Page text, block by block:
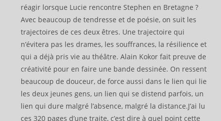
réagir lorsque Lucie rencontre Stephen en Bretagne ?
Avec beaucoup de tendresse et de poésie, on suit les
trajectoires de ces deux êtres. Une trajectoire qui
n’évitera pas les drames, les souffrances, la résilience et
qui a déjà pris vie au théâtre. Alain Kokor fait preuve de
créativité pour en faire une bande dessinée. On ressent
beaucoup de douceur, de force aussi dans le lien qui lie
les deux jeunes gens, un lien qui se distend parfois, un
lien qui dure malgré l’absence, malgré la distance.J’ai lu
ces 320 pages d’une traite, c’est dire à quel point cette